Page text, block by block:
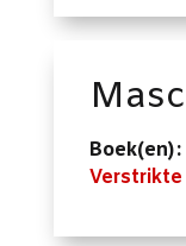
Boek(en):